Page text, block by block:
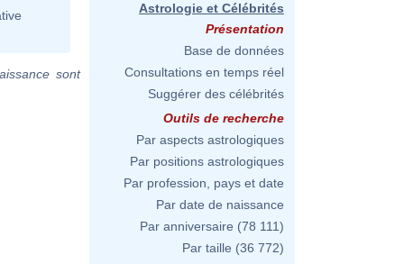
sont
Astrologie et Célébrités
Présentation
Base de données
Consultations en temps réel
Suggérer des célébrités
Outils de recherche
Par aspects astrologiques
Par positions astrologiques
Par profession, pays et date
Par date de naissance
Par anniversaire (78 111)
Par taille (36 772)